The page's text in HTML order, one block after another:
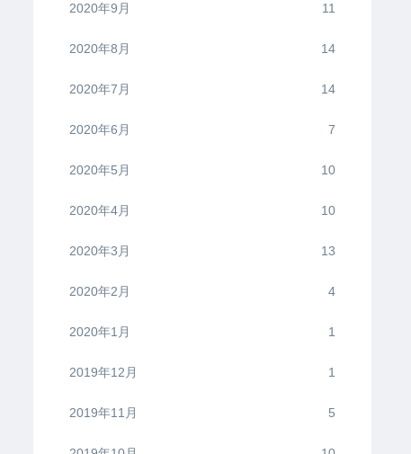
2020年9月 11
2020年8月 14
2020年7月 14
2020年6月 7
2020年5月 10
2020年4月 10
2020年3月 13
2020年2月 4
2020年1月 1
2019年12月 1
2019年11月 5